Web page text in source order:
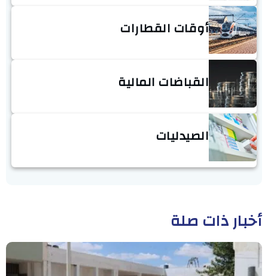
أوقات القطارات
القباضات المالية
الصيدليات
أخبار ذات صلة